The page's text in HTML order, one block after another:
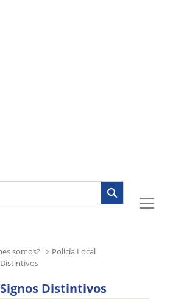
somos?
Policía Local
Distintivos